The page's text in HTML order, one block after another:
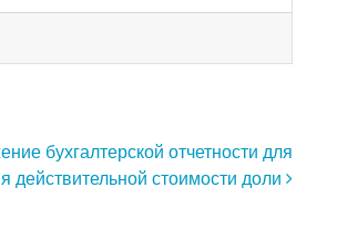
бухгалтерской отчетности для
действительной стоимости доли